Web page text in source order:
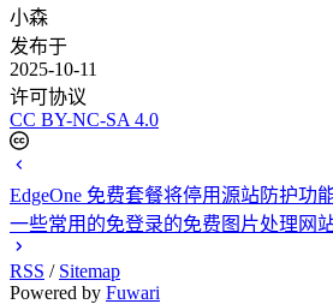
小森
发布于
2025-10-11
许可协议
CC BY-NC-SA 4.0
EdgeOne 免费套餐将停用源站防护功
一些常用的免登录的免费图片处理网
RSS / Sitemap
Powered by Fuwari